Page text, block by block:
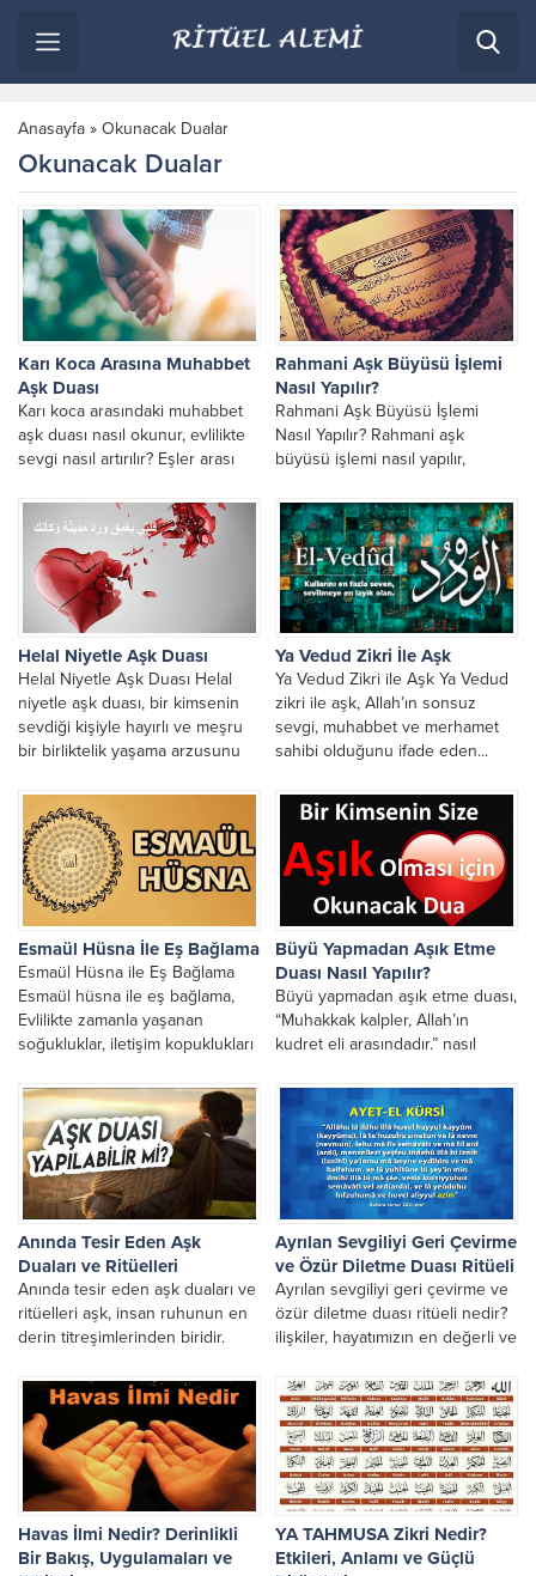
Anasayfa » Okunacak Dualar
Okunacak Dualar
Karı Koca Arasına Muhabbet
Aşk Duası
Karı koca arasındaki muhabbet
aşk duası nasıl okunur, evlilikte
sevgi nasıl artırılır? Eşler arası
manevi öneriler ve...
Rahmani Aşk Büyüsü İşlemi
Nasıl Yapılır?
Rahmani Aşk Büyüsü İşlemi
Nasıl Yapılır? Rahmani aşk
büyüsü işlemi nasıl yapılır,
şeytani ya da karanlık...
Helal Niyetle Aşk Duası
Helal Niyetle Aşk Duası Helal
niyetle aşk duası, bir kimsenin
sevdiği kişiyle hayırlı ve meşru
bir birliktelik yaşama arzusunu
Ya Vedud Zikri İle Aşk
Ya Vedud Zikri ile Aşk Ya Vedud
zikri ile aşk, Allah’ın sonsuz
sevgi, muhabbet ve merhamet
sahibi olduğunu ifade eden...
Esmaül Hüsna İle Eş Bağlama
Esmaül Hüsna ile Eş Bağlama
Esmaül hüsna ile eş bağlama,
Evlilikte zamanla yaşanan
soğukluklar, iletişim kopuklukları
Büyü Yapmadan Aşık Etme
Duası Nasıl Yapılır?
Büyü yapmadan aşık etme duası,
“Muhakkak kalpler, Allah’ın
kudret eli arasındadır.” nasıl
etkileri. Aşk ve...
Anında Tesir Eden Aşk
Duaları ve Ritüelleri
Anında tesir eden aşk duaları ve
ritüelleri aşk, insan ruhunun en
derin titreşimlerinden biridir.
olsun,...
Ayrılan Sevgiliyi Geri Çevirme
ve Özür Diletme Duası Ritüeli
Ayrılan sevgiliyi geri çevirme ve
özür diletme duası ritüeli nedir?
ilişkiler, hayatımızın en değerli ve
Sevdiğimiz kişiyle...
Havas İlmi Nedir? Derinlikli
Bir Bakış, Uygulamaları ve
YA TAHMUSA Zikri Nedir?
Etkileri, Anlamı ve Güçlü